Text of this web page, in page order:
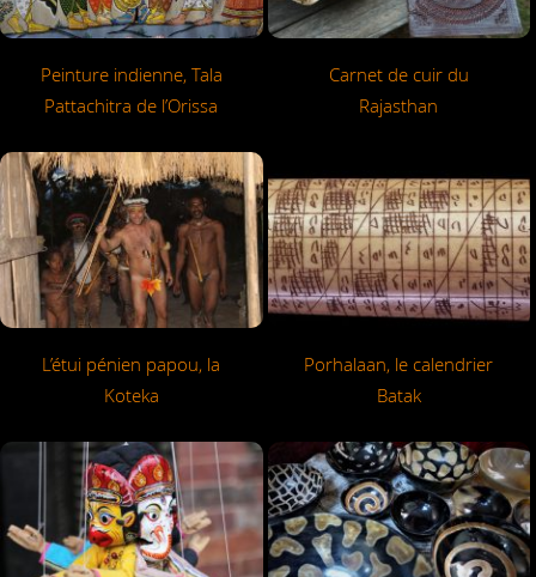
Peinture indienne, Tala
Pattachitra de l’Orissa
Carnet de cuir du
Rajasthan
L’étui pénien papou, la
Koteka
Porhalaan, le calendrier
Batak